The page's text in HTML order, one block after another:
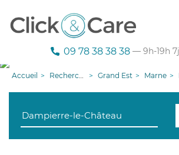
09 78 38 38 38 — 9h-19h
Accueil Recherche aide à domicile Grand Est Marne